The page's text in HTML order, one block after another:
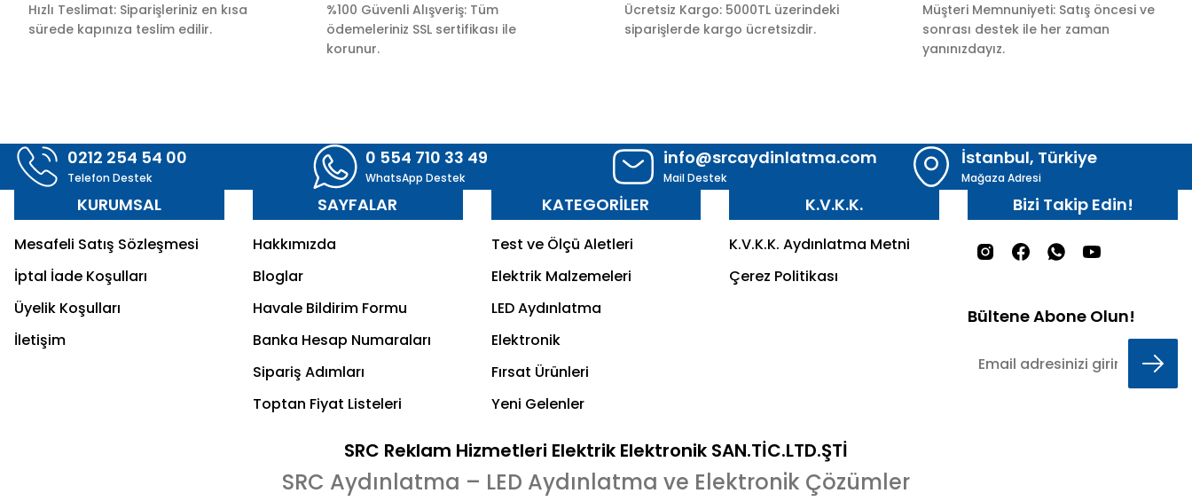
Hızlı Teslimat: Siparişleriniz en kısa
sürede kapınıza teslim edilir.
%100 Güvenli Alışveriş: Tüm
ödemeleriniz SSL sertifikası ile
korunur.
Ücretsiz Kargo: 5000TL üzerindeki
siparişlerde kargo ücretsizdir.
Müşteri Memnuniyeti: Satış öncesi ve
sonrası destek ile her zaman
yanınızdayız.
0212 254 54 00
Telefon Destek
0 554 710 33 49
WhatsApp Destek
info@srcaydinlatma.com
Mail Destek
İstanbul, Türkiye
Mağaza Adresi
KURUMSAL
Mesafeli Satış Sözleşmesi
İptal İade Koşulları
Üyelik Koşulları
İletişim
SAYFALAR
Hakkımızda
Bloglar
Havale Bildirim Formu
Banka Hesap Numaraları
Sipariş Adımları
Toptan Fiyat Listeleri
KATEGORİLER
Test ve Ölçü Aletleri
Elektrik Malzemeleri
LED Aydınlatma
Elektronik
Fırsat Ürünleri
Yeni Gelenler
K.V.K.K.
K.V.K.K. Aydınlatma Metni
Çerez Politikası
Bizi Takip Edin!
Bültene Abone Olun!
SRC Reklam Hizmetleri Elektrik Elektronik SAN.TİC.LTD.ŞTİ
SRC Aydınlatma – LED Aydınlatma ve Elektronik Çözümler